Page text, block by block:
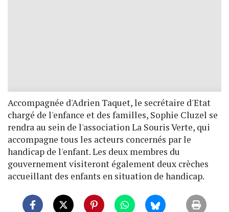
Accompagnée d'Adrien Taquet, le secrétaire d'Etat
chargé de l'enfance et des familles, Sophie Cluzel se
rendra au sein de l'association La Souris Verte, qui
accompagne tous les acteurs concernés par le
handicap de l'enfant. Les deux membres du
gouvernement visiteront également deux crèches
accueillant des enfants en situation de handicap.